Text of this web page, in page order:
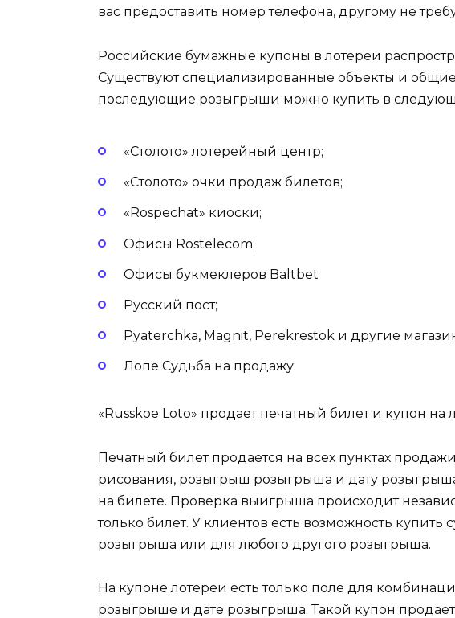
вас предоставить номер телефона, другому не
Российские бумажные купоны в лотереи
Существуют специализированные объекты и
последующие розыгрыши можно купить в
«Столото» лотерейный центр;
«Столото» очки продаж билетов;
«Rospechat» киоски;
Офисы Rostelecom;
Офисы букмеклеров Baltbet
Русский пост;
Pyaterchka, Magnit, Perekrestok и другие
Лопе Судьба на продажу.
«Russkoe Loto» продает печатный билет и купон на
Печатный билет продается на всех пунктах
рисования, розыгрыш розыгрыша и дату
на билете. Проверка выигрыша происходит
только билет. У клиентов есть возможность
розыгрыша или для любого другого розыгрыша.
На купоне лотереи есть только поле для
розыгрыше и дате розыгрыша. Такой купон